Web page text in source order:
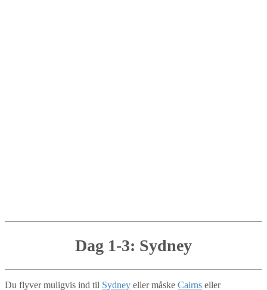
Dag 1-3: Sydney
Du flyver muligvis ind til Sydney eller måske Cairns eller